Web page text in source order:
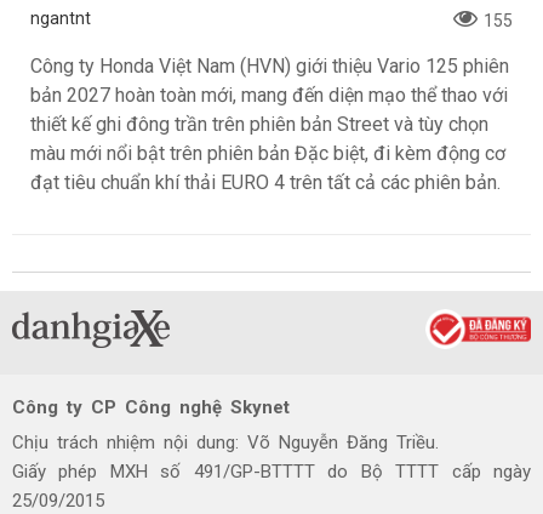
ngantnt 155
Công ty Honda Việt Nam (HVN) giới thiệu Vario 125 phiên
bản 2027 hoàn toàn mới, mang đến diện mạo thể thao với
thiết kế ghi đông trần trên phiên bản Street và tùy chọn
màu mới nổi bật trên phiên bản Đặc biệt, đi kèm động cơ
đạt tiêu chuẩn khí thải EURO 4 trên tất cả các phiên bản.
Công ty CP Công nghệ Skynet
Chịu trách nhiệm nội dung: Võ Nguyễn Đăng Triều.
Giấy phép MXH số 491/GP-BTTTT do Bộ TTTT cấp ngày
25/09/2015